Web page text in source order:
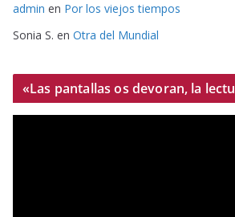
admin en Por los viejos tiempos
Sonia S. en Otra del Mundial
«Las pantallas os devoran, la